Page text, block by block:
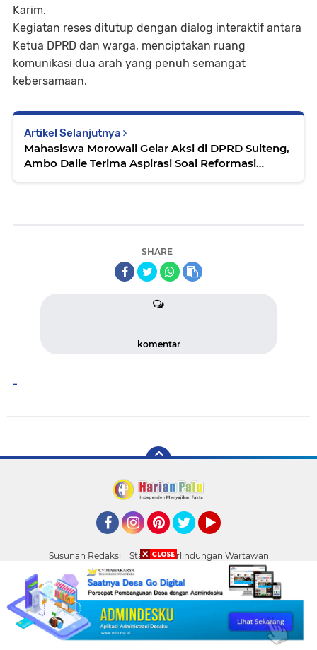
Karim.
Kegiatan reses ditutup dengan dialog interaktif antara
Ketua DPRD dan warga, menciptakan ruang
komunikasi dua arah yang penuh semangat
kebersamaan.
Artikel Selanjutnya
Mahasiswa Morowali Gelar Aksi di DPRD Sulteng,
Ambo Dalle Terima Aspirasi Soal Reformasi
SHARE
komentar
-
Susunan Redaksi
Standar Perlindungan Wartawan
Pasang Iklan
Tentang Kami Pedoman Media Siber
Palu
Copyright ©2026 HARIAN PALU